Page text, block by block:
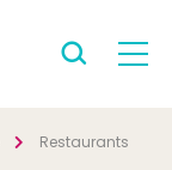
Restaurants